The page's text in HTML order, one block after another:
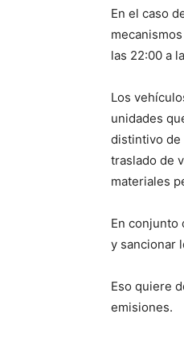
En el caso
las 22:00 a
Los
unidades
distintivo de
traslado de
materiales
En conjunto
y sancionar
Eso quiere
emisiones.